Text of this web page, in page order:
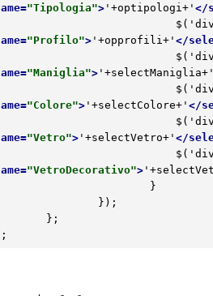
="Tipologia">'+optipologi+' </
="Profilo">'+opprofili+' </
="Maniglia">
="Colore">'+selectColore+' </
="Vetro">'+selectVetro+' </
="VetroDecorativo">